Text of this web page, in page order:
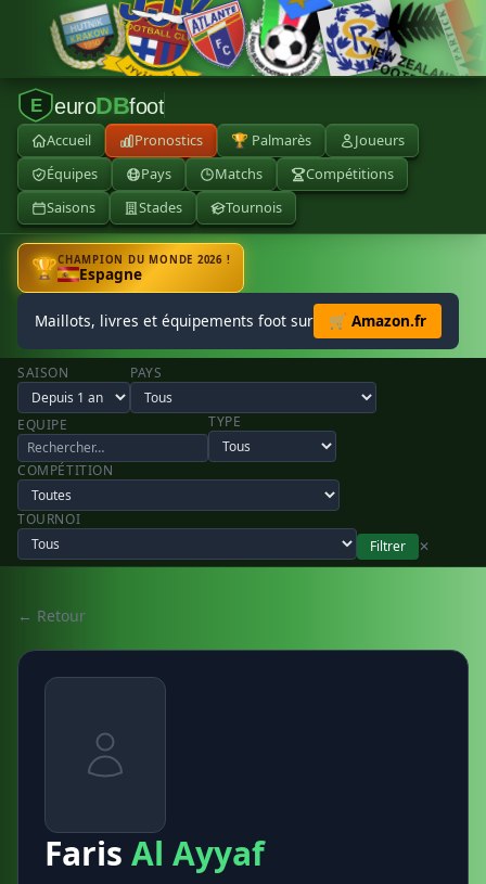
E euroDBfoot
Accueil Pronostics 🏆 Palmarès
Joueurs
Équipes
Pays Matchs
Compétitions
Saisons
Stades Tournois
🏆CHAMPION DU MONDE 2026 !
Espagne
Maillots, livres et équipements foot sur 🛒 Amazon.fr
SAISON PAYS
EQUIPE TYPE
COMPÉTITION
TOURNOI
Filtrer
✕
← Retour
Faris Al Ayyaf